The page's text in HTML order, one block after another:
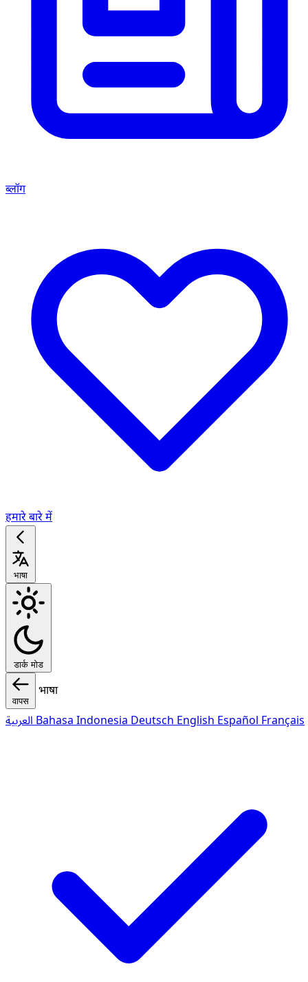
ब्लॉग
हमारे बारे में
भाषा
डार्क मोड
वापस
भाषा
Bahasa Indonesia Deutsch English Español Français